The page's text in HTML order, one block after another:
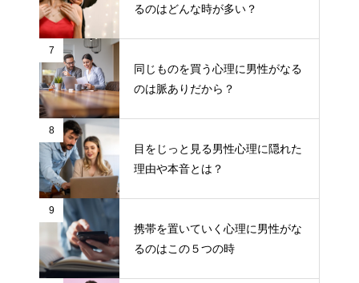
るのはどんな時が多い？
7
同じものを買う心理に男性がなる
のは脈ありだから？
8
目をじっと見る男性心理に隠れた
理由や本音とは？
9
携帯を置いていく心理に男性がな
るのはこの５つの時